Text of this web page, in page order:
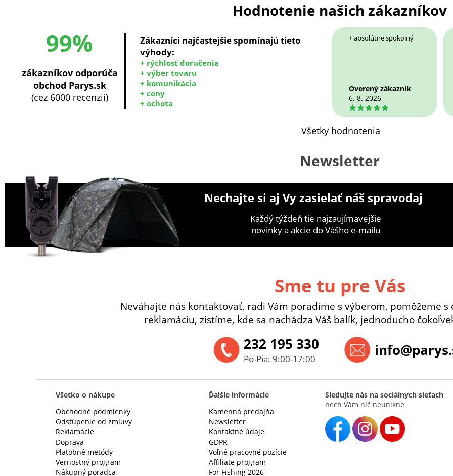
Hodnotenie našich zákazníkov
99%
zákazníkov odporúča
obchod Parys.sk
(cez 6000 recenzií)
Zákazníci najčastejšie spomínajú tieto
výhody:
+ rýchlosť doručenia
+ výber tovaru
+ komunikácia
+ ceny
+ ochota
+ absolútne spokojný
Overený zákazník
6. 8. 2026
5
Všetky hodnotenia
Newsletter
Nechajte si aj Vy zasielať náš spravodaj
Každý týždeň tie najzaujímavejšie
novinky a akcie do Vášho e-mailu
Sme tu pre Vás
Neváhajte nás kontaktovať, radi Vám poradíme s výberom, pomôžeme
reklamáciu, zistíme, kde sa nachádza Váš balík, jednoducho
232 195 330
Po-Pia: 9:00-17:00
Všetko o nákupe
Obchodné podmienky
Odstúpenie od zmluvy
Reklamácie
Doprava
Platobné metódy
Vernostný program
Nákupný poradca
Ďalšie informácie
Kamenná predajňa
Newsletter
Kontaktné údaje
GDPR
Voľné pracovné pozície
Affiliate program
For Fishing 2026
Sledujte nás na sociálnych sieťach
nech Vám nič neunikne